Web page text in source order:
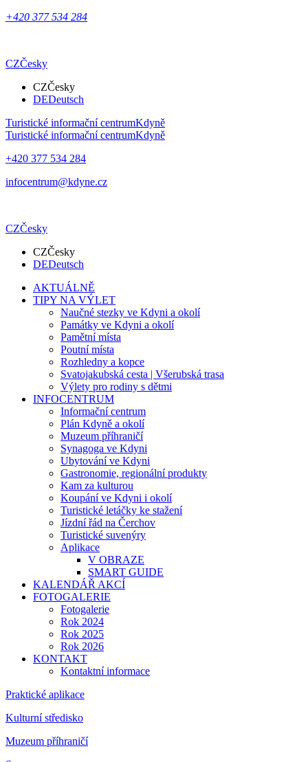
+420 377 534 284
CZČesky
CZČesky
DEDeutsch
Turistické informační centrumKdyně
Turistické informační centrumKdyně
+420 377 534 284
infocentrum@kdyne.cz
CZČesky
CZČesky
DEDeutsch
AKTUÁLNĚ
TIPY NA VÝLET
Naučné stezky ve Kdyni a okolí
Památky ve Kdyni a okolí
Pamětní místa
Poutní místa
Rozhledny a kopce
Svatojakubská cesta | Všerubská trasa
Výlety pro rodiny s dětmi
INFOCENTRUM
Informační centrum
Plán Kdyně a okolí
Muzeum příhraničí
Synagoga ve Kdyni
Ubytování ve Kdyni
Gastronomie, regionální produkty
Kam za kulturou
Koupání ve Kdyni i okolí
Turistické letáčky ke stažení
Jízdní řád na Čerchov
Turistické suvenýry
Aplikace
V OBRAZE
SMART GUIDE
KALENDÁŘ AKCÍ
FOTOGALERIE
Fotogalerie
Rok 2024
Rok 2025
Rok 2026
KONTAKT
Kontaktní informace
Praktické aplikace
Kulturní středisko
Muzeum příhraničí